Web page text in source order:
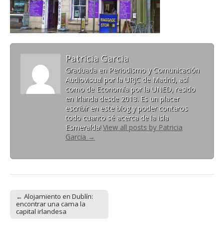
Patricia Garcia
Graduada en Periodismo y Comunicación
Audiovisual por la URJC de Madrid, así
como de Economía por la UNED, resido
en Irlanda desde 2013. Es un placer
escribir en este blog y poder contaros
todo cuanto sé acerca de la isla
Esmeralda! View all posts by Patricia
Garcia →
Post navigation
← Alojamiento en Dublín:
encontrar una cama la
capital irlandesa